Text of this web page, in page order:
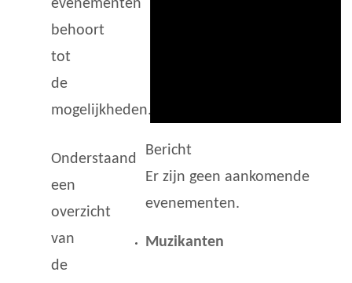
evenementen
behoort
tot
de
mogelijkheden.
Onderstaand
een
overzicht
van
de
Bericht
Er zijn geen aankomende
evenementen.
Muzikanten